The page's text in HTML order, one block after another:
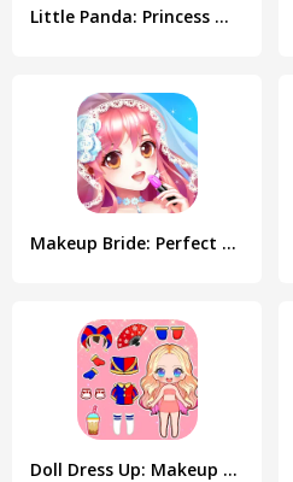
Little Panda: Princess Makeup
Makeup Bride: Perfect Wedding
Doll Dress Up: Makeup Games